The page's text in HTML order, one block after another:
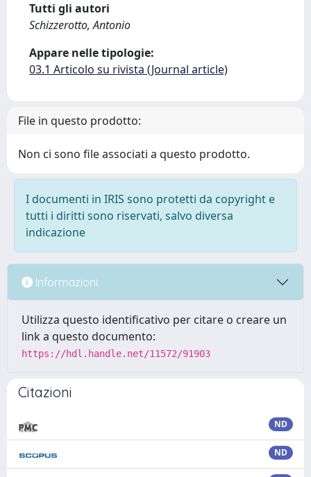
Tutti gli autori
Schizzerotto, Antonio
Appare nelle tipologie:
03.1 Articolo su rivista (Journal article)
File in questo prodotto:
Non ci sono file associati a questo prodotto.
I documenti in IRIS sono protetti da copyright e
tutti i diritti sono riservati, salvo diversa
indicazione
Informazioni
Utilizza questo identificativo per citare o creare un
link a questo documento:
https://hdl.handle.net/11572/91903
Citazioni
ND
ND